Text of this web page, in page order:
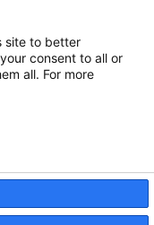
per a la
està contemplat
por el que se
(el teniu en
i ésremunerat.
site to better
consent to all or
all. For more